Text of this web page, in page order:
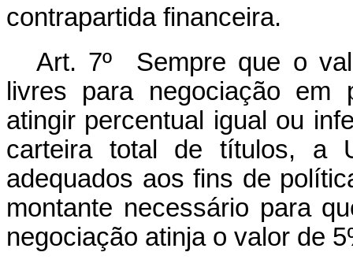
contrapartida financeira.
Art. 7º Sempre que o
livres para negociação
atingir percentual igual ou
carteira total de títulos, a
adequados aos fins de
montante necessário para
negociação atinja o valor de